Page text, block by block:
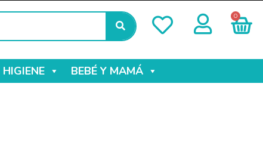
0
HIGIENE BEBÉ Y MAMÁ